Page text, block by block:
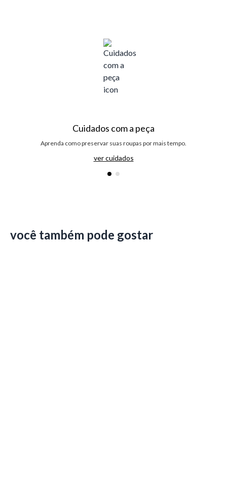
Cuidados com a peça
Aprenda como preservar suas roupas por mais tempo.
ver cuidados
você também pode gostar